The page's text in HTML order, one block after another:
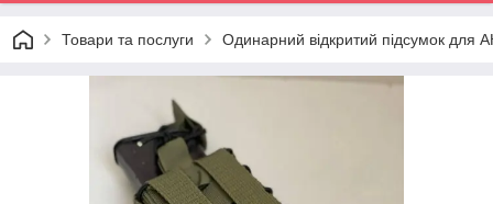
Товари та послуги Одинарний відкритий підсумок для